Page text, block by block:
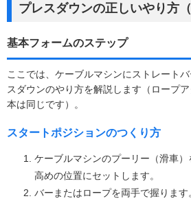
プレスダウンの正しいやり方
基本フォームのステップ
ここでは、ケーブルマシンにストレート
スダウンのやり方を解説します（ロープ
本は同じです）。
スタートポジションのつくり方
ケーブルマシンのプーリー（滑車
高めの位置にセットします。
バーまたはロープを両手で握ります